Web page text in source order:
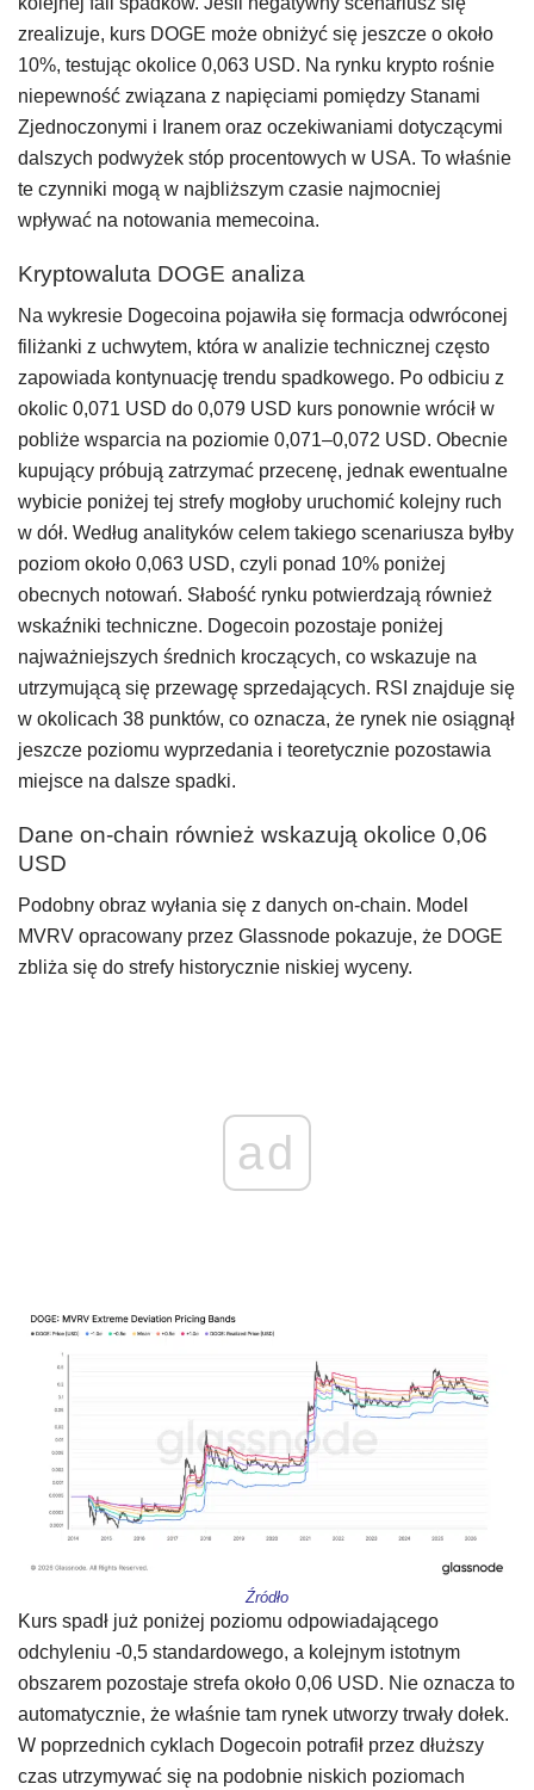
zrealizuje, kurs DOGE może obniżyć się jeszcze o około
10%, testując okolice 0,063 USD. Na rynku krypto rośnie
niepewność związana z napięciami pomiędzy Stanami
Zjednoczonymi i Iranem oraz oczekiwaniami dotyczącymi
dalszych podwyżek stóp procentowych w USA. To właśnie
te czynniki mogą w najbliższym czasie najmocniej
wpływać na notowania memecoina.
Kryptowaluta DOGE analiza
Na wykresie Dogecoina pojawiła się formacja odwróconej
filiżanki z uchwytem, która w analizie technicznej często
zapowiada kontynuację trendu spadkowego. Po odbiciu z
okolic 0,071 USD do 0,079 USD kurs ponownie wrócił w
pobliże wsparcia na poziomie 0,071–0,072 USD. Obecnie
kupujący próbują zatrzymać przecenę, jednak ewentualne
wybicie poniżej tej strefy mogłoby uruchomić kolejny ruch
w dół. Według analityków celem takiego scenariusza byłby
poziom około 0,063 USD, czyli ponad 10% poniżej
obecnych notowań. Słabość rynku potwierdzają również
wskaźniki techniczne. Dogecoin pozostaje poniżej
najważniejszych średnich kroczących, co wskazuje na
utrzymującą się przewagę sprzedających. RSI znajduje się
w okolicach 38 punktów, co oznacza, że rynek nie osiągnął
jeszcze poziomu wyprzedania i teoretycznie pozostawia
miejsce na dalsze spadki.
Dane on-chain również wskazują okolice 0,06
USD
Podobny obraz wyłania się z danych on-chain. Model
MVRV opracowany przez Glassnode pokazuje, że DOGE
zbliża się do strefy historycznie niskiej wyceny.
ad
Źródło
Kurs spadł już poniżej poziomu odpowiadającego
odchyleniu -0,5 standardowego, a kolejnym istotnym
obszarem pozostaje strefa około 0,06 USD. Nie oznacza to
automatycznie, że właśnie tam rynek utworzy trwały dołek.
W poprzednich cyklach Dogecoin potrafił przez dłuższy
czas utrzymywać się na podobnie niskich poziomach